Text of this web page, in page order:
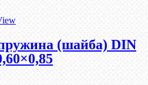
(шайба) DIN